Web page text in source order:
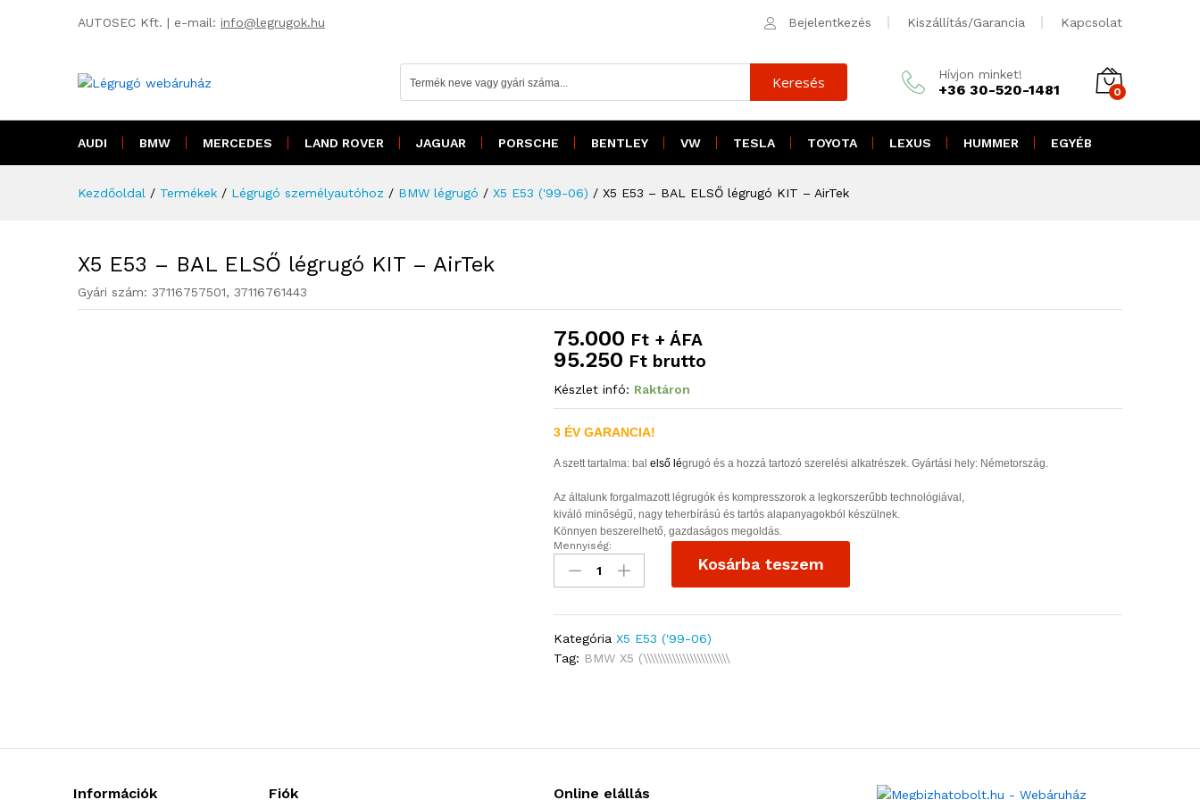
AUTOSEC Kft. | e-mail: info@legrugok.hu Bejelentkezés Kiszállítás/Garancia Kapcsolat
Keresés Hívjon minket!
+36 30-520-1481 0
AUDI BMW MERCEDES LAND ROVER JAGUAR PORSCHE BENTLEY VW TESLA TOYOTA LEXUS HUMMER EGYÉB
Kezdőoldal / Termékek / Légrugó személyautóhoz / BMW légrugó / X5 E53 ('99-06) / X5 E53 – BAL ELSŐ légrugó KIT – AirTek
X5 E53 – BAL ELSŐ légrugó KIT – AirTek
Gyári szám: 37116757501, 37116761443
75.000 Ft + ÁFA
95.250 Ft brutto
Készlet infó: Raktáron
3 ÉV GARANCIA!
A szett tartalma: balelső légrugó és a hozzá tartozó szerelési alkatrészek. Gyártási hely: Németország.
Az általunk forgalmazott légrugók és kompresszorok a legkorszerűbb technológiával,
kiváló minőségű, nagy teherbírású és tartós alapanyagokból készülnek.
Könnyen beszerelhető, gazdaságos megoldás.
Mennyiség:
Kosárba teszem
KategóriaX5 E53 ('99-06)
Tag: BMW X5 (\\\\\\\\\\\\\\\\\\\\\\\\
Információk Fiók Online elállás
95.250Ft brutto
Kosárba teszem